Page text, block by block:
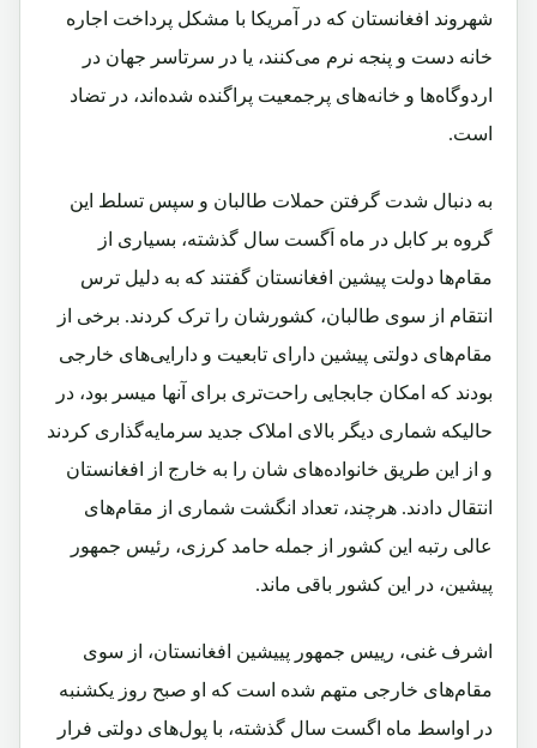
شهروند افغانستان که در آمریکا با مشکل پرداخت اجاره
خانه دست و پنجه نرم می‌کنند، یا در سرتاسر جهان در
اردوگاه‌ها و خانه‌های پرجمعیت پراگنده شده‌اند، در تضاد
است.
به دنبال شدت گرفتن حملات طالبان و سپس تسلط این
گروه بر کابل در ماه اَگست سال گذشته، بسیاری از
مقام‌ها دولت پیشین افغانستان گفتند که به دلیل ترس
انتقام از سوی طالبان، کشورشان را ترک کردند. برخی از
مقام‌های دولتی پیشین دارای تابعیت و دارایی‌های خارجی
بودند که امکان جابجایی راحت‌تری برای آنها میسر بود، در
حالیکه شماری دیگر بالای املاک جدید سرمایه‌گذاری کردند
و از این طریق خانواده‌های شان را به خارج از افغانستان
انتقال دادند. هرچند، تعداد انگشت شماری از مقام‌های
عالی رتبه این کشور از جمله حامد کرزی، رئیس جمهور
پیشین، در این کشور باقی ماند.
اشرف غنی، رییس جمهور پییشین افغانستان، از سوی
مقام‌های خارجی متهم شده است که او صبح روز یکشنبه
در اواسط ماه اگست سال گذشته، با پول‌های دولتی فرار